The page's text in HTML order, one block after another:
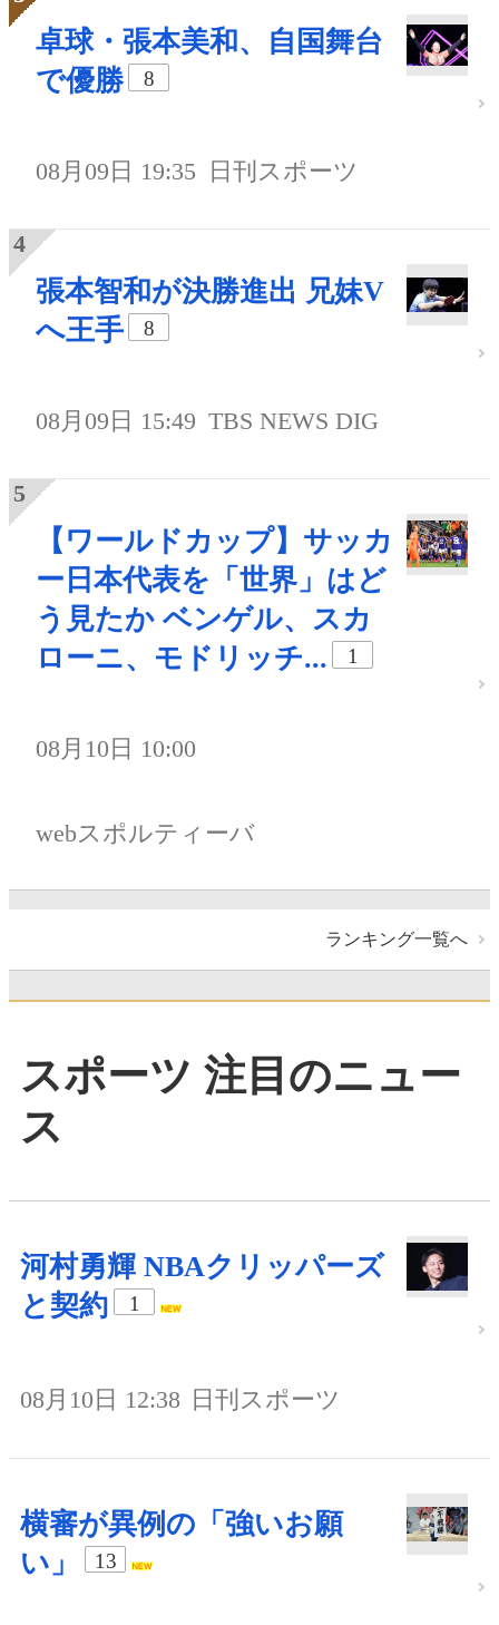
卓球・張本美和、自国舞台
で優勝
8
08月09日 19:35 日刊スポーツ
張本智和が決勝進出 兄妹V
へ王手
8
08月09日 15:49 TBS NEWS DIG
【ワールドカップ】サッカ
ー日本代表を「世界」はど
う見たか ベンゲル、スカ
ローニ、モドリッチ...
1
08月10日 10:00
webスポルティーバ
ランキング一覧へ
スポーツ 注目のニュー
ス
河村勇輝 NBAクリッパーズ
と契約
1
08月10日 12:38 日刊スポーツ
横審が異例の「強いお願
い」
13